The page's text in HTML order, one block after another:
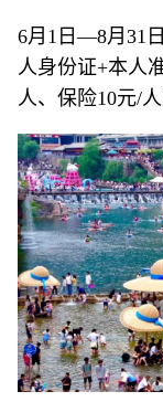
6月1日—8月31
人身份证+本人
人、保险10元/人